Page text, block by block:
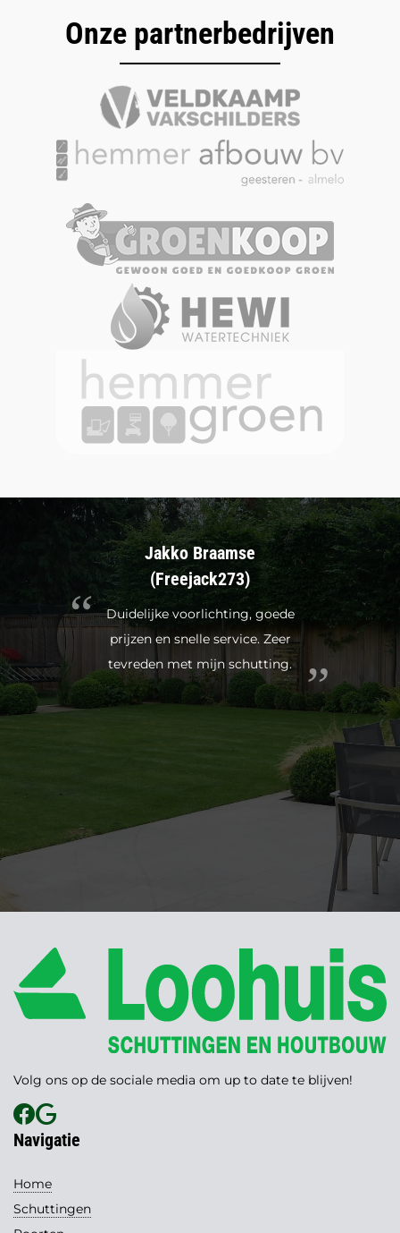
Onze partnerbedrijven
Jakko Braamse
(Freejack273)
Duidelijke voorlichting, goede
prijzen en snelle service. Zeer
tevreden met mijn schutting.
Volg ons op de sociale media om up to date te blijven!
Navigatie
Home
Schuttingen